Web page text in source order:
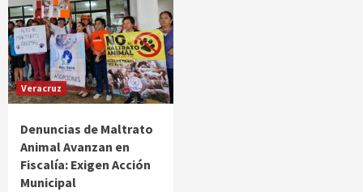
Veracruz
Denuncias de Maltrato
Animal Avanzan en
Fiscalía: Exigen Acción
Municipal